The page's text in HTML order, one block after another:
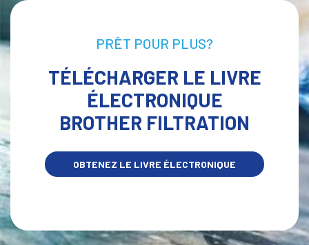
PRÊT POUR PLUS?
TÉLÉCHARGER LE LIVRE
ÉLECTRONIQUE
BROTHER FILTRATION
OBTENEZ LE LIVRE ÉLECTRONIQUE